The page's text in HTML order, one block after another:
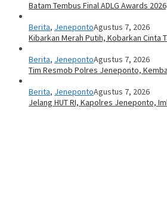
Batam Tembus Final ADLG Awards
Berita, JenepontoAgustus 7, 2026
Kibarkan Merah Putih, Kobarkan Cinta
Berita, JenepontoAgustus 7, 2026
Tim Resmob Polres Jeneponto,
Berita, JenepontoAgustus 7, 2026
Jelang HUT RI, Kapolres Jeneponto,